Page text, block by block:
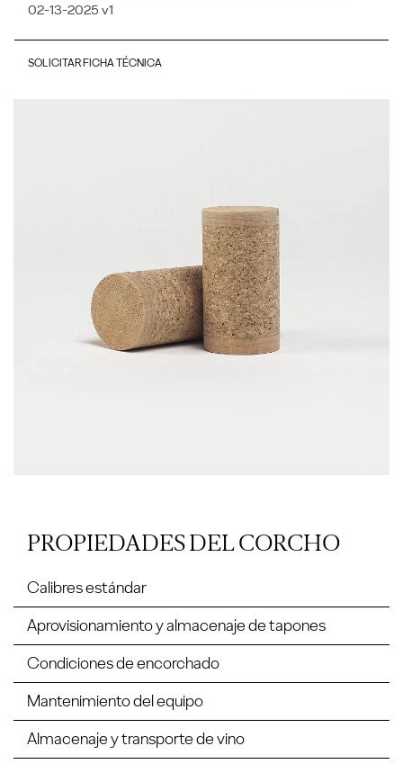
02-13-2025 v1
SOLICITAR FICHA TÉCNICA
PROPIEDADES DEL CORCHO
Calibres estándar
Aprovisionamiento y almacenaje de tapones
Condiciones de encorchado
Mantenimiento del equipo
Almacenaje y transporte de vino